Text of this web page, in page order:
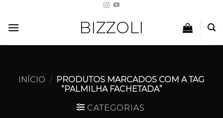
content
BIZZOLI
INÍCIO / PRODUTOS MARCADOS COM A TAG
“PALMILHA FACHETADA”
CATEGORIAS